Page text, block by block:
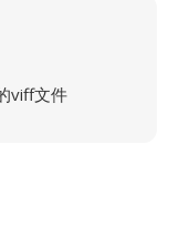
viff文件